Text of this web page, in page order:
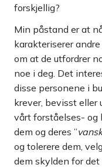
forskjellig?
Min påstand er at
karakteriserer
om at de utfordrer
noe i deg. Det
disse personene i
krever, bevisst eller
vårt forståelses- og
dem og deres ”
og tolerere dem,
dem skylden for